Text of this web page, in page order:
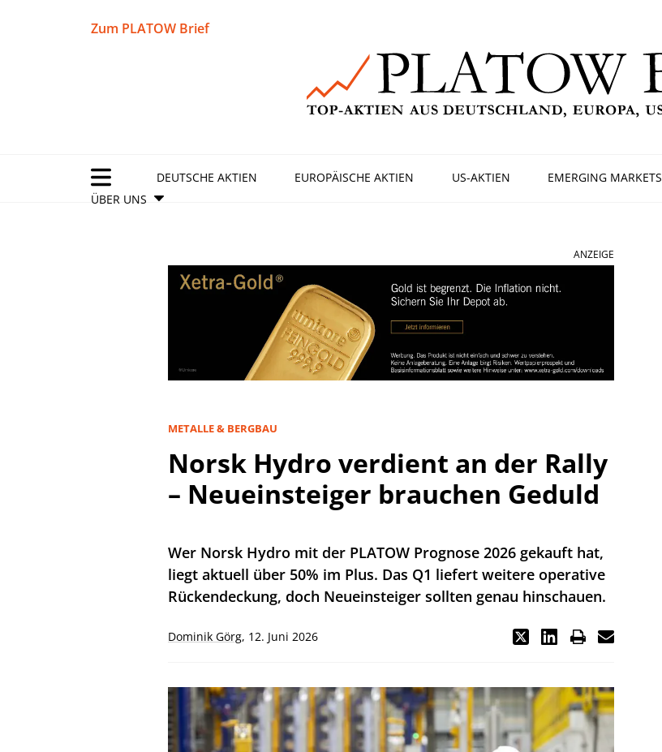
Zum PLATOW Brief
DEUTSCHE AKTIEN EUROPÄISCHE AKTIEN US-AKTIEN EMERGING MARKETS
ÜBER UNS
ANZEIGE
METALLE & BERGBAU
Norsk Hydro verdient an der Rally
– Neueinsteiger brauchen Geduld
Wer Norsk Hydro mit der PLATOW Prognose 2026 gekauft hat,
liegt aktuell über 50% im Plus. Das Q1 liefert weitere operative
Rückendeckung, doch Neueinsteiger sollten genau hinschauen.
Dominik Görg, 12. Juni 2026